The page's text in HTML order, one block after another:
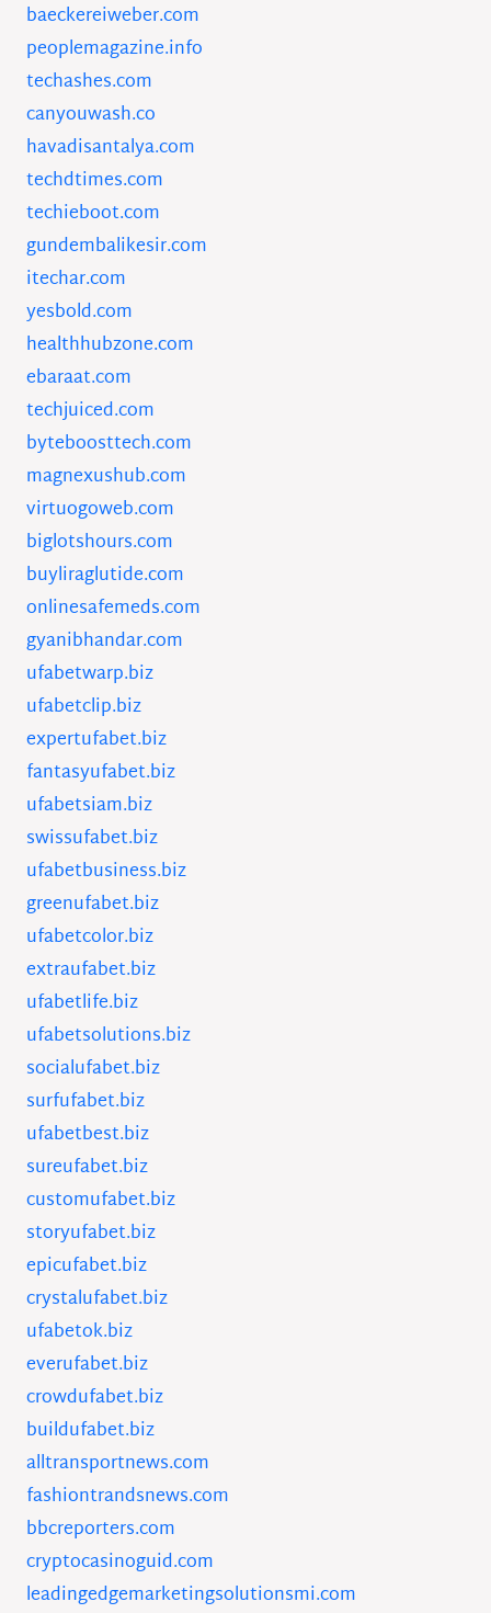
baeckereiweber.com
peoplemagazine.info
techashes.com
canyouwash.co
havadisantalya.com
techdtimes.com
techieboot.com
gundembalikesir.com
itechar.com
yesbold.com
healthhubzone.com
ebaraat.com
techjuiced.com
byteboosttech.com
magnexushub.com
virtuogoweb.com
biglotshours.com
buyliraglutide.com
onlinesafemeds.com
gyanibhandar.com
ufabetwarp.biz
ufabetclip.biz
expertufabet.biz
fantasyufabet.biz
ufabetsiam.biz
swissufabet.biz
ufabetbusiness.biz
greenufabet.biz
ufabetcolor.biz
extraufabet.biz
ufabetlife.biz
ufabetsolutions.biz
socialufabet.biz
surfufabet.biz
ufabetbest.biz
sureufabet.biz
customufabet.biz
storyufabet.biz
epicufabet.biz
crystalufabet.biz
ufabetok.biz
everufabet.biz
crowdufabet.biz
buildufabet.biz
alltransportnews.com
fashiontrandsnews.com
bbcreporters.com
cryptocasinoguid.com
leadingedgemarketingsolutionsmi.com